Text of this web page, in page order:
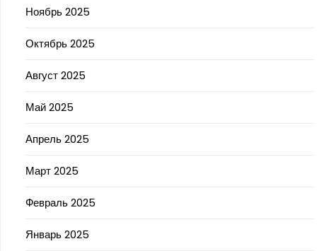
Ноябрь 2025
Октябрь 2025
Август 2025
Май 2025
Апрель 2025
Март 2025
Февраль 2025
Январь 2025